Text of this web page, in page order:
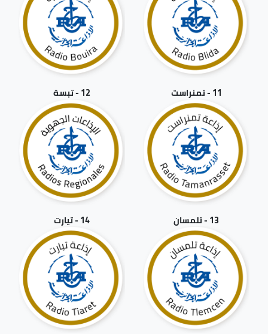
11 - تمنراست 12 - تبسة
13 - تلمسان 14 - تيارت